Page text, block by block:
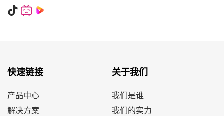
快速链接
产品中心
解决方案
关于我们
我们是谁
我们的实力